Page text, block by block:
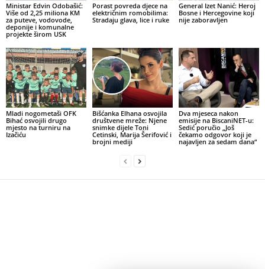
Ministar Edvin Odobašić:
Više od 2,25 miliona KM
za puteve, vodovode,
deponije i komunalne
projekte širom USK
Porast povreda djece na
električnim romobilima:
Stradaju glava, lice i ruke
General Izet Nanić: Heroj
Bosne i Hercegovine koji
nije zaboravljen
Mladi nogometaši OFK
Bihać osvojili drugo
mjesto na turniru na
Izačiću
Bišćanka Elhana osvojila
društvene mreže: Njene
snimke dijele Toni
Cetinski, Marija Šerifović i
brojni mediji
Dva mjeseca nakon
emisije na BiscaniNET-u:
Sedić poručio „Još
čekamo odgovor koji je
najavljen za sedam dana“